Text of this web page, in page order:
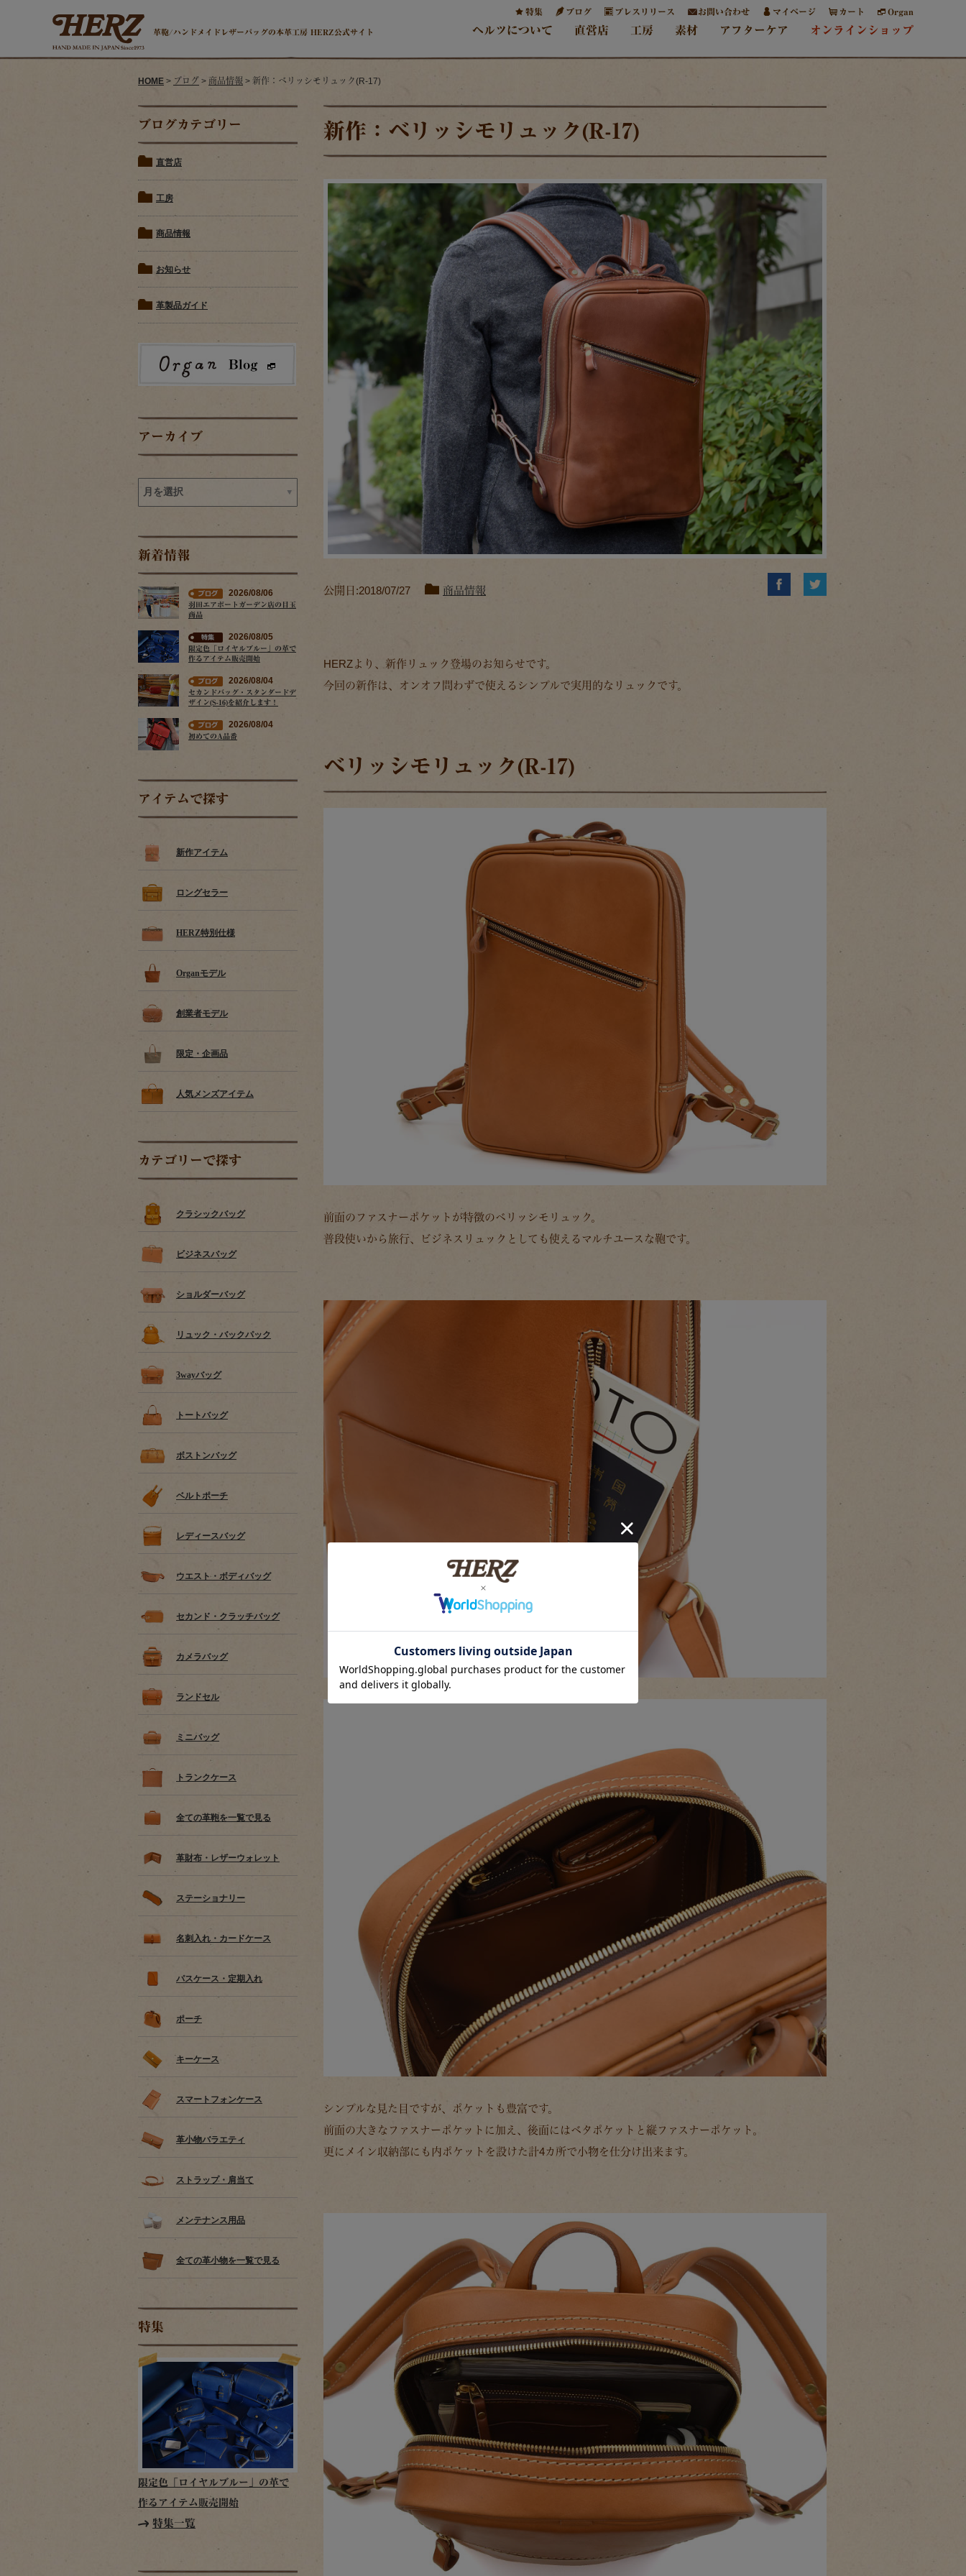
革鞄/ハンドメイドレザーバッグの本革工房 HERZ公式サイト
特集 ブログ プレスリリース お問い合わせ マイページ カート Organ
ヘルツについて 直営店 工房 素材 アフターケア オンラインショップ
HOME > ブログ > 商品情報 > 新作：ベリッシモリュック(R-17)
ブログカテゴリー
直営店
工房
商品情報
お知らせ
革製品ガイド
アーカイブ
新着情報
2026/08/06
羽田エアポートガーデン店の目玉
商品
2026/08/05
限定色「ロイヤルブルー」の革で
作るアイテム販売開始
2026/08/04
セカンドバッグ・スタンダードデ
ザイン(S-16)を紹介します！
2026/08/04
初めてのA品番
アイテムで探す
新作アイテム
ロングセラー
HERZ特別仕様
Organモデル
創業者モデル
限定・企画品
人気メンズアイテム
カテゴリーで探す
クラシックバッグ
ビジネスバッグ
ショルダーバッグ
リュック・バックパック
3wayバッグ
トートバッグ
ボストンバッグ
ベルトポーチ
レディースバッグ
ウエスト・ボディバッグ
セカンド・クラッチバッグ
カメラバッグ
ランドセル
ミニバッグ
トランクケース
全ての革鞄を一覧で見る
革財布・レザーウォレット
ステーショナリー
名刺入れ・カードケース
パスケース・定期入れ
ポーチ
キーケース
スマートフォンケース
革小物バラエティ
ストラップ・肩当て
メンテナンス用品
全ての革小物を一覧で見る
特集
限定色「ロイヤルブルー」の革で
作るアイテム販売開始
特集一覧
新作：ベリッシモリュック(R-17)
公開日:2018/07/27 商品情報
HERZより、新作リュック登場のお知らせです。
今回の新作は、オンオフ問わずで使えるシンプルで実用的なリュックです。
ベリッシモリュック(R-17)
前面のファスナーポケットが特徴のベリッシモリュック。
普段使いから旅行、ビジネスリュックとしても使えるマルチユースな鞄です。
シンプルな見た目ですが、ポケットも豊富です。
前面の大きなファスナーポケットに加え、後面にはベタポケットと縦ファスナーポケット。
更にメイン収納部にも内ポケットを設けた計4カ所で小物を仕分け出来ます。